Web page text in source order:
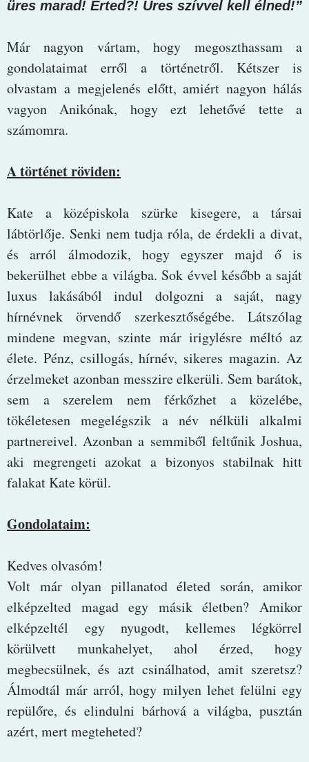
üres marad! Érted?! Üres szívvel kell élned!”
Már nagyon vártam, hogy megoszthassam a
gondolataimat erről a történetről. Kétszer is
olvastam a megjelenés előtt, amiért nagyon hálás
vagyon Anikónak, hogy ezt lehetővé tette a
számomra.
A történet röviden:
Kate a középiskola szürke kisegere, a társai
lábtörlője. Senki nem tudja róla, de érdekli a divat,
és arról álmodozik, hogy egyszer majd ő is
bekerülhet ebbe a világba. Sok évvel később a saját
luxus lakásából indul dolgozni a saját, nagy
hírnévnek örvendő szerkesztőségébe. Látszólag
mindene megvan, szinte már irigylésre méltó az
élete. Pénz, csillogás, hírnév, sikeres magazin. Az
érzelmeket azonban messzire elkerüli. Sem barátok,
sem a szerelem nem férkőzhet a közelébe,
tökéletesen megelégszik a név nélküli alkalmi
partnereivel. Azonban a semmiből feltűnik Joshua,
aki megrengeti azokat a bizonyos stabilnak hitt
falakat Kate körül.
Gondolataim:
Kedves olvasóm!
Volt már olyan pillanatod életed során, amikor
elképzelted magad egy másik életben? Amikor
elképzeltél egy nyugodt, kellemes légkörrel
körülvett munkahelyet, ahol érzed, hogy
megbecsülnek, és azt csinálhatod, amit szeretsz?
Álmodtál már arról, hogy milyen lehet felülni egy
repülőre, és elindulni bárhová a világba, pusztán
azért, mert megteheted?